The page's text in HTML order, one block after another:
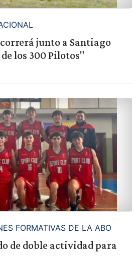
junto a Santiago
los 300 Pilotos"
FORMATIVAS DE LA ABO
de doble actividad para